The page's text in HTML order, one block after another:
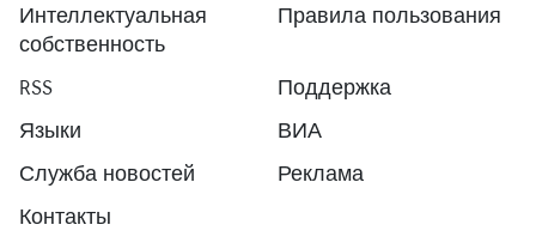
Интеллектуальная
собственность
Правила пользования
RSS
Поддержка
Языки
ВИА
Служба новостей
Реклама
Контакты